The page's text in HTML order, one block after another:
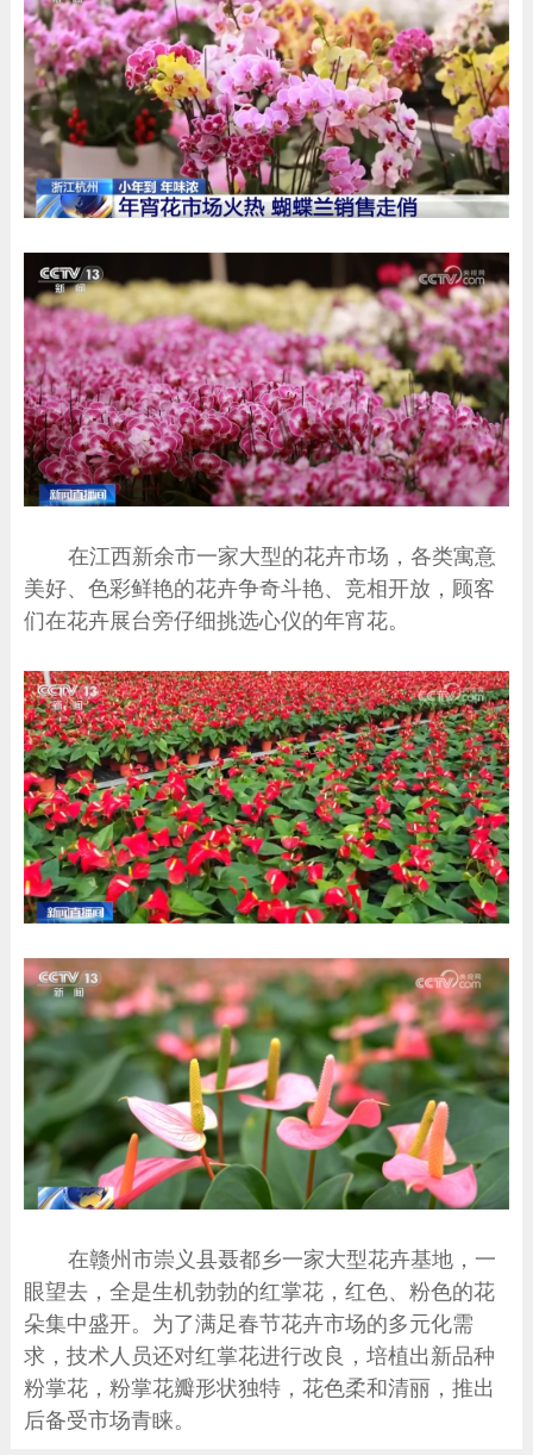
在江西新余市一家大型的花卉市场，各类寓意
美好、色彩鲜艳的花卉争奇斗艳、竞相开放，顾客
们在花卉展台旁仔细挑选心仪的年宵花。
在赣州市崇义县聂都乡一家大型花卉基地，一
眼望去，全是生机勃勃的红掌花，红色、粉色的花
朵集中盛开。为了满足春节花卉市场的多元化需
求，技术人员还对红掌花进行改良，培植出新品种
粉掌花，粉掌花瓣形状独特，花色柔和清丽，推出
后备受市场青睐。